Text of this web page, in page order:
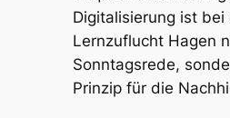
Digitalisierung ist bei
Lernzuflucht Hagen
Sonntagsrede,
Prinzip für die